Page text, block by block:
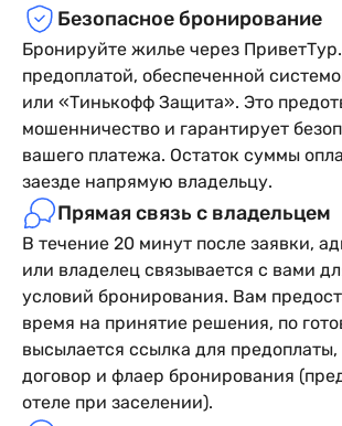
Безопасное бронирование
Бронируйте жилье через
предоплатой, обеспеченной
или «Тинькофф Защита». Это
мошенничество и гарантирует
вашего платежа. Остаток суммы
заезде напрямую владельцу.
Прямая связь с владельцем
В течение 20 минут после заявки,
или владелец связывается с вами
условий бронирования. Вам
время на принятие решения, по
высылается ссылка для
договор и флаер бронирования
отеле при заселении).